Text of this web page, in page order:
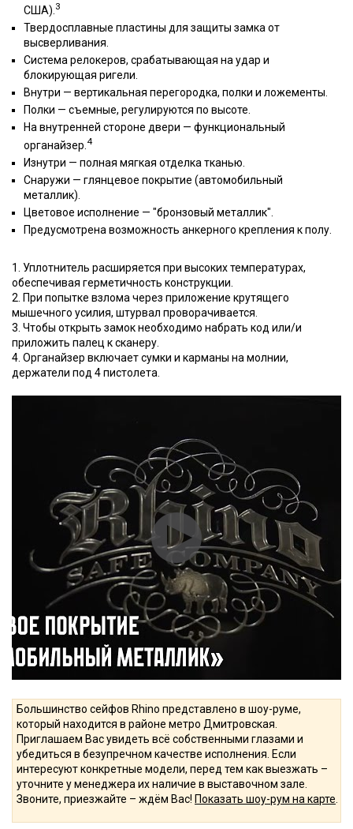
США). 3
Твердосплавные пластины для защиты замка от
высверливания.
Система релокеров, срабатывающая на удар и
блокирующая ригели.
Внутри — вертикальная перегородка, полки и ложементы.
Полки — съемные, регулируются по высоте.
На внутренней стороне двери — функциональный
органайзер. 4
Изнутри — полная мягкая отделка тканью.
Снаружи — глянцевое покрытие (автомобильный
металлик).
Цветовое исполнение — "бронзовый металлик".
Предусмотрена возможность анкерного крепления к полу.
1. Уплотнитель расширяется при высоких температурах,
обеспечивая герметичность конструкции.
2. При попытке взлома через приложение крутящего
мышечного усилия, штурвал проворачивается.
3. Чтобы открыть замок необходимо набрать код или/и
приложить палец к сканеру.
4. Органайзер включает сумки и карманы на молнии,
держатели под 4 пистолета.
Большинство сейфов Rhino представлено в шоу-руме,
который находится в районе метро Дмитровская.
Приглашаем Вас увидеть всё собственными глазами и
убедиться в безупречном качестве исполнения. Если
интересуют конкретные модели, перед тем как выезжать –
уточните у менеджера их наличие в выставочном зале.
Звоните, приезжайте – ждём Вас! Показать шоу-рум на карте